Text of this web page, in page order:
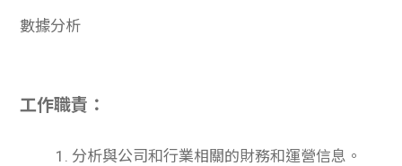
數據分析
工作職責：
1. 分析與公司和行業相關的財務和運營信息。